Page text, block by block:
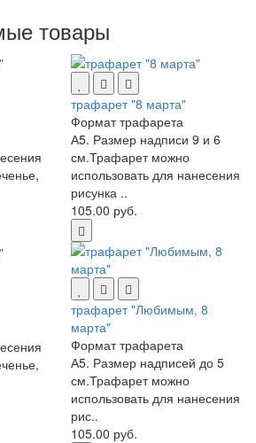
товары
трафарет "8 марта"
Формат трафарета
А5. Размер надписи 9 и 6
см.Трафарет можно
использовать для нанесения
рисунка ..
105.00 руб.
трафарет "Любимым, 8
марта"
Формат трафарета
А5. Размер надписей до 5
см.Трафарет можно
использовать для нанесения
рис..
105.00 руб.